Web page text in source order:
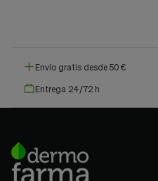
Envío gratis desde 50 €
Entrega 24/72 h